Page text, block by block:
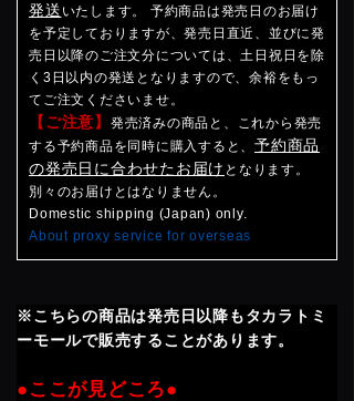
発送 いたします。 予約商品は発売日のお届け
を予定しておりますが、発売日直近、並びに発
売日以降のご注文分については、土日祝日を除
く3日以内の発送となりますので、余裕をもっ
てご注文くださいませ。
【ご注意】 発売済みの商品と、これから発売
する予約商品を同時に購入すると、 予約商品
の発売日に合わせたお届け となります。
別々のお届けとはなりません。
Domestic shipping (Japan) only.
About proxy service for overseas
※こちらの商品は発売日以降もタカラトミ
ーモールで販売することがあります。
●ここが見どころ●